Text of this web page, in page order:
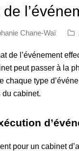
de
Chane-Waï
de l’événement
peut passer à la
chaque type
du cabinet.
pour un cabinet